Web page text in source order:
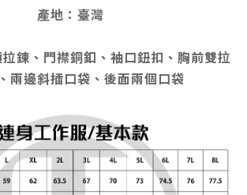
產地：臺灣
鍊、門襟銅釦、袖口鈕扣、胸前雙拉
兩邊斜插口袋、後面兩個口袋